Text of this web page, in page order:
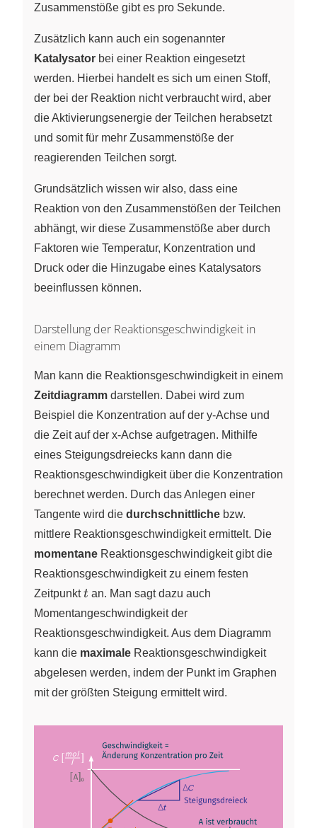
Zusammenstöße gibt es pro Sekunde.
Zusätzlich kann auch ein sogenannter
Katalysator bei einer Reaktion eingesetzt
werden. Hierbei handelt es sich um einen Stoff,
der bei der Reaktion nicht verbraucht wird, aber
die Aktivierungsenergie der Teilchen herabsetzt
und somit für mehr Zusammenstöße der
reagierenden Teilchen sorgt.
Grundsätzlich wissen wir also, dass eine
Reaktion von den Zusammenstößen der Teilchen
abhängt, wir diese Zusammenstöße aber durch
Faktoren wie Temperatur, Konzentration und
Druck oder die Hinzugabe eines Katalysators
beeinflussen können.
Darstellung der Reaktionsgeschwindigkeit in
einem Diagramm
Man kann die Reaktionsgeschwindigkeit in einem
Zeitdiagramm darstellen. Dabei wird zum
Beispiel die Konzentration auf der y-Achse und
die Zeit auf der x-Achse aufgetragen. Mithilfe
eines Steigungsdreiecks kann dann die
Reaktionsgeschwindigkeit über die Konzentration
berechnet werden. Durch das Anlegen einer
Tangente wird die durchschnittliche bzw.
mittlere Reaktionsgeschwindigkeit ermittelt. Die
momentane Reaktionsgeschwindigkeit gibt die
Reaktionsgeschwindigkeit zu einem festen
Zeitpunktt
t an. Man sagt dazu auch
Momentangeschwindigkeit der
Reaktionsgeschwindigkeit. Aus dem Diagramm
kann die maximale Reaktionsgeschwindigkeit
abgelesen werden, indem der Punkt im Graphen
mit der größten Steigung ermittelt wird.